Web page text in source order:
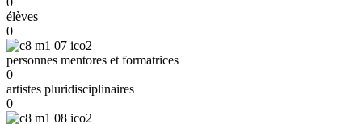
élèves
0
personnes mentores et formatrices
0
artistes pluridisciplinaires
0